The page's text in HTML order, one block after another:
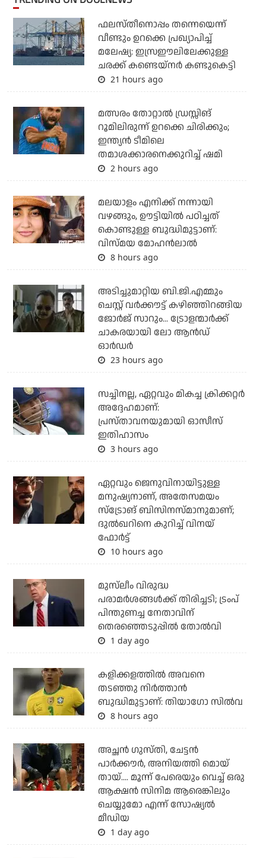
ഫലസ്തീനൊപ്പം തന്നെയെന്ന്
വീണ്ടും ഉറക്കെ പ്രഖ്യാപിച്ച്
മലേഷ്യ: ഇസ്രഈലിലേക്കുള്ള
ചരക്ക് കണ്ടെയ്‌നര്‍ കണ്ടുകെട്ടി
21 hours ago
മത്സരം തോറ്റാല്‍ ഡ്രസ്സിങ്
റൂമിലിരുന്ന് ഉറക്കെ ചിരിക്കും;
ഇന്ത്യന്‍ ടീമിലെ
തമാശക്കാരനെക്കുറിച്ച് ഷമി
2 hours ago
മലയാളം എനിക്ക് നന്നായി
വഴങ്ങും, ഊട്ടിയില്‍ പഠിച്ചത്
കൊണ്ടുള്ള ബുദ്ധിമുട്ടാണ്:
വിസ്മയ മോഹന്‍ലാല്‍
8 hours ago
അടിച്ചുമാറ്റിയ ബി.ജി.എമ്മും
ചെസ്റ്റ് വര്‍ക്കൗട്ട് കഴിഞ്ഞിറങ്ങിയ
ജോര്‍ജ് സാറും... ട്രോളന്മാര്‍ക്ക്
ചാകരയായി ലോ ആന്‍ഡ്
ഓര്‍ഡര്‍
23 hours ago
സച്ചിനല്ല, ഏറ്റവും മികച്ച ക്രിക്കറ്റര്‍
അദ്ദേഹമാണ്:
പ്രസ്താവനയുമായി ഓസീസ്
ഇതിഹാസം
3 hours ago
ഏറ്റവും ജെനുവിനായിട്ടുള്ള
മനുഷ്യനാണ്, അതേസമയം
സ്‌ട്രോങ് ബിസിനസ്മാനുമാണ്;
ദുല്‍ഖറിനെ കുറിച്ച് വിനയ്
ഫോര്‍ട്ട്
10 hours ago
മുസ്‌ലീം വിരുദ്ധ
പരാമര്‍ശങ്ങള്‍ക്ക് തിരിച്ചടി; ട്രംപ്
പിന്തുണച്ച നേതാവിന്
തെരഞ്ഞെടുപ്പില്‍ തോല്‍വി
1 day ago
കളിക്കളത്തില്‍ അവനെ
തടഞ്ഞു നിര്‍ത്താന്‍
ബുദ്ധിമുട്ടാണ്: തിയാഗോ സില്‍വ
8 hours ago
അച്ഛന്‍ ഗുസ്തി, ചേട്ടന്‍
പാര്‍ക്കൗര്‍, അനിയത്തി മൊയ്
തായ്.... മൂന്ന് പേരെയും വെച്ച് ഒരു
ആക്ഷന്‍ സിനിമ ആരെങ്കിലും
ചെയ്യുമോ എന്ന് സോഷ്യല്‍
മീഡിയ
1 day ago